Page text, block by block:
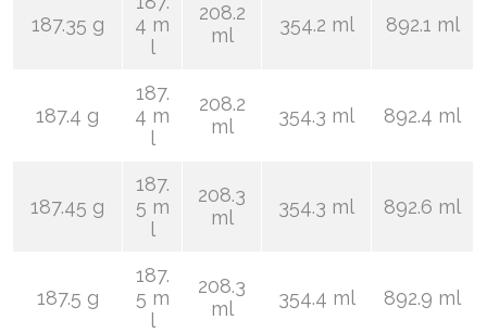
187.35 g
4 m
l
208.2
ml
354.2 ml 892.1 ml
187.4 g
187.
4 m
l
208.2
ml
354.3 ml 892.4 ml
187.45 g
187.
5 m
l
208.3
ml
354.3 ml 892.6 ml
187.5 g
187.
5 m
l
208.3
ml
354.4 ml 892.9 ml